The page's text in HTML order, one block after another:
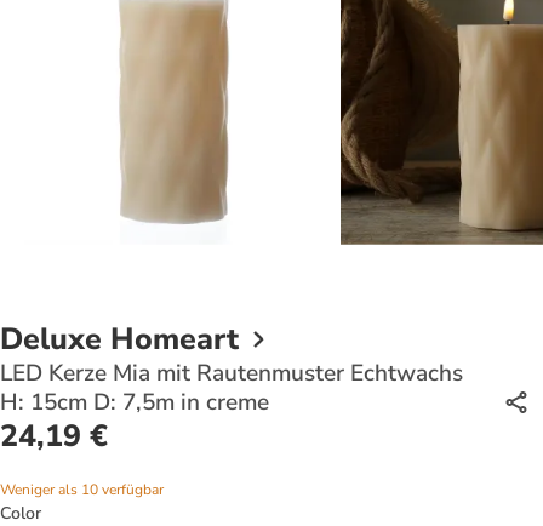
Deluxe Homeart
LED Kerze Mia mit Rautenmuster Echtwachs
H: 15cm D: 7,5m in creme
24,19 €
Weniger als 10 verfügbar
Color